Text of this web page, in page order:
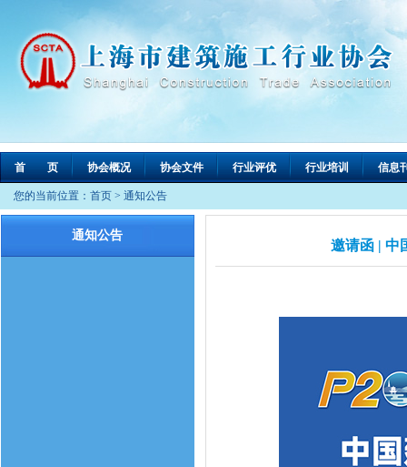
首 页 协会概况 协会文件 行业评优 行业培训 信息
您的当前位置： 首页 > 通知公告
通知公告
邀请函 | 中